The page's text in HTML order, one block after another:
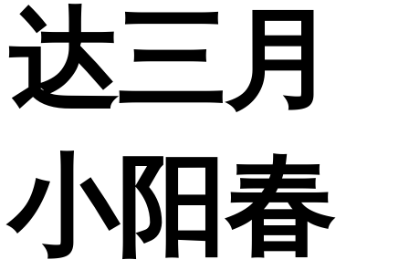
达三月
小阳春